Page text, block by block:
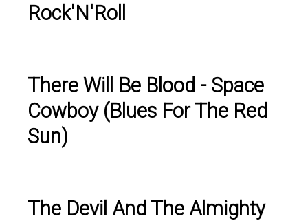
Rock'N'Roll
There Will Be Blood - Space
Cowboy (Blues For The Red
Sun)
The Devil And The Almighty